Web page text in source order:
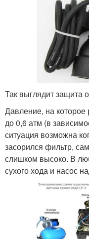
Так выглядит защита
Давление, на которое
до 0,6 атм (в
ситуация возможна
засорился фильтр,
слишком высоко. В
сухого хода и насос